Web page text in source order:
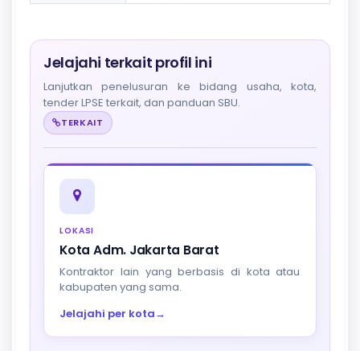
Jelajahi terkait profil ini
Lanjutkan penelusuran ke bidang usaha, kota,
tender LPSE terkait, dan panduan SBU.
TERKAIT
LOKASI
Kota Adm. Jakarta Barat
Kontraktor lain yang berbasis di kota atau
kabupaten yang sama.
Jelajahi per kota→